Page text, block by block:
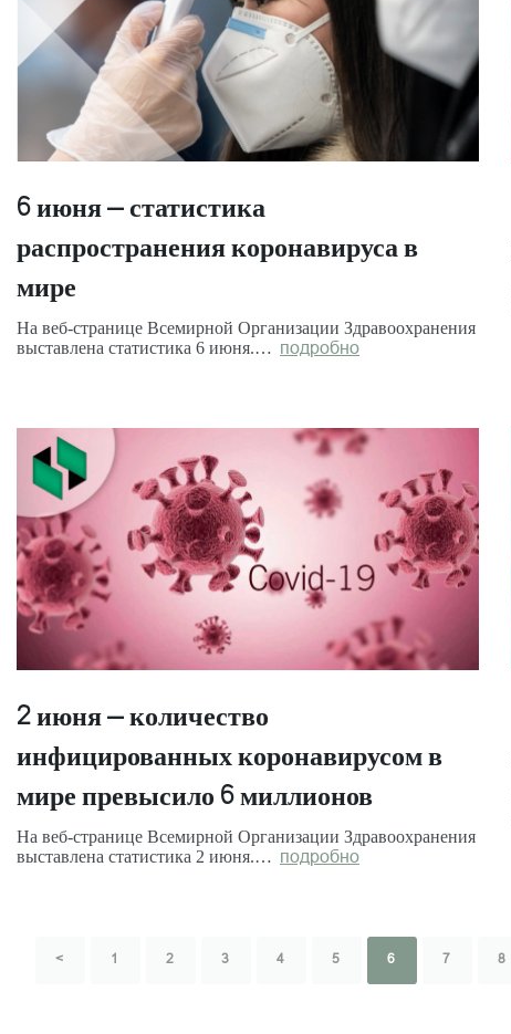
6 июня – статистика
распространения коронавируса в
мире
На веб-странице Всемирной Организации Здравоохранения
выставлена статистика 6 июня.… подробно
2 июня – количество
инфицированных коронавирусом в
мире превысило 6 миллионов
На веб-странице Всемирной Организации Здравоохранения
выставлена статистика 2 июня.… подробно
< 1 2 3 4 5 6 7 8